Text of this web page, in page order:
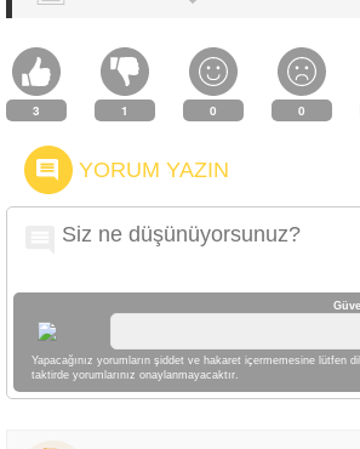
3 1 0 0
YORUM YAZIN
Yapacağınız yorumların şiddet ve hakaret içermemesine lütfen
taktirde yorumlarınız onaylanmayacaktır.